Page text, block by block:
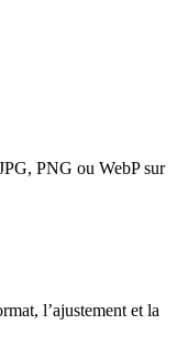
PNG ou WebP sur
l’ajustement et la